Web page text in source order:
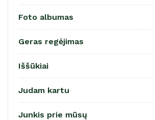
Foto albumas
Geras regėjimas
Iššūkiai
Judam kartu
Junkis prie mūsų